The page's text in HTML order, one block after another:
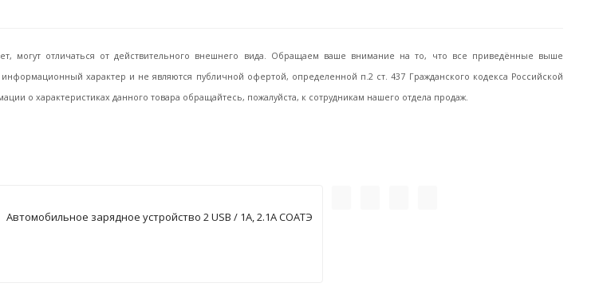
могут отличаться от действительного внешнего вида. Обращаем ваше внимание на то, что все приведённые выше
характер и не являются публичной офертой, определенной п.2 ст. 437 Гражданского кодекса Российской
о характеристиках данного товара обращайтесь, пожалуйста, к сотрудникам нашего отдела продаж.
Автомобильное зарядное устройство 2 USB / 1А, 2.1А СОАТЭ